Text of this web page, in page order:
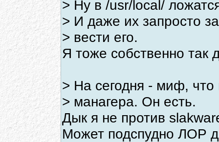
> Ну в /usr/local/
> И даже их запросто
> вести его.
Я тоже собственно так
> На сегодня - миф, что
> манагера. Он есть.
Дык я не против
Может подспудно ЛОР